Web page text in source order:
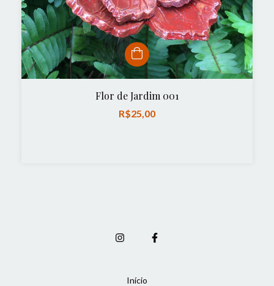
Flor de Jardim 001
R$25,00
Início